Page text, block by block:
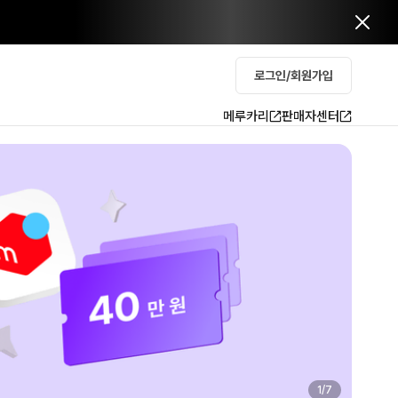
로그인/회원가입
메루카리 판매자센터
2/7